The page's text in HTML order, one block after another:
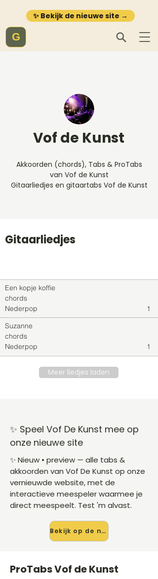
✨ Bekijk de nieuwe site →
G
Vof de Kunst
Akkoorden (chords), Tabs & ProTabs
van Vof de Kunst
Gitaarliedjes en gitaartabs Vof de Kunst
Gitaarliedjes
Een kopje koffie
chords
Nederpop
1
Suzanne
chords
Nederpop
1
Meer liedjes laden
✨ Speel Vof De Kunst mee op
onze nieuwe site
✨ Nieuw • preview — alle tabs &
akkoorden van Vof De Kunst op onze
vernieuwde website, met de
interactieve meespeler waarmee je
direct meespeelt. Test 'm alvast.
Bekijk op de nieuwe site →
ProTabs Vof de Kunst